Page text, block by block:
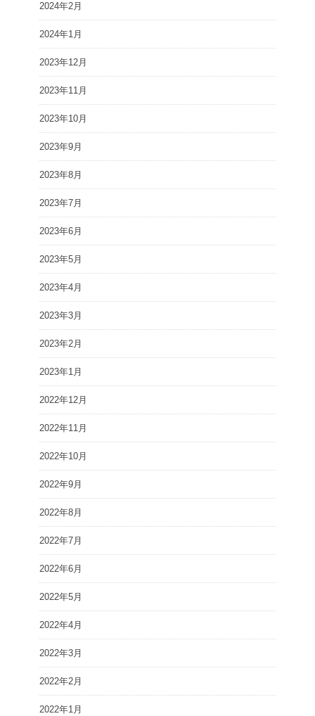
2024年2月
2024年1月
2023年12月
2023年11月
2023年10月
2023年9月
2023年8月
2023年7月
2023年6月
2023年5月
2023年4月
2023年3月
2023年2月
2023年1月
2022年12月
2022年11月
2022年10月
2022年9月
2022年8月
2022年7月
2022年6月
2022年5月
2022年4月
2022年3月
2022年2月
2022年1月